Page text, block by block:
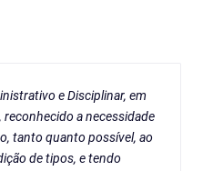
e Disciplinar, em
a necessidade
tanto quanto possível, ao
de tipos, e tendo